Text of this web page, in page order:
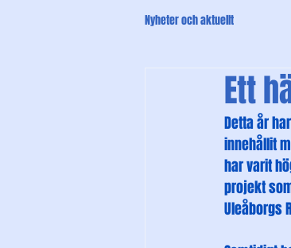
Nyheter och aktuellt
Ett
Detta år
innehållit
har varit
projekt
Uleåborgs